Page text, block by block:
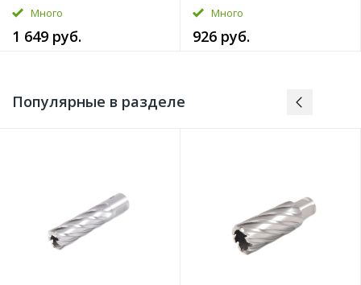
Много
1 649 руб.
Много
926 руб.
Популярные в разделе